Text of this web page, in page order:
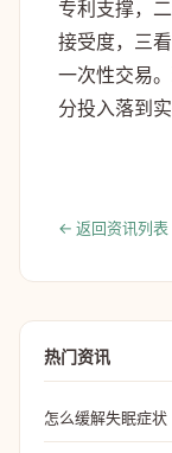
专利支撑，
接受度，三
一次性交易
分投入落到实
← 返回资讯列表
热门资讯
怎么缓解失眠症状